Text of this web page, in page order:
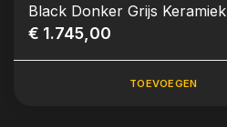
Black Donker Grijs Keramiek
€ 1.745,00
TOEVOEGEN